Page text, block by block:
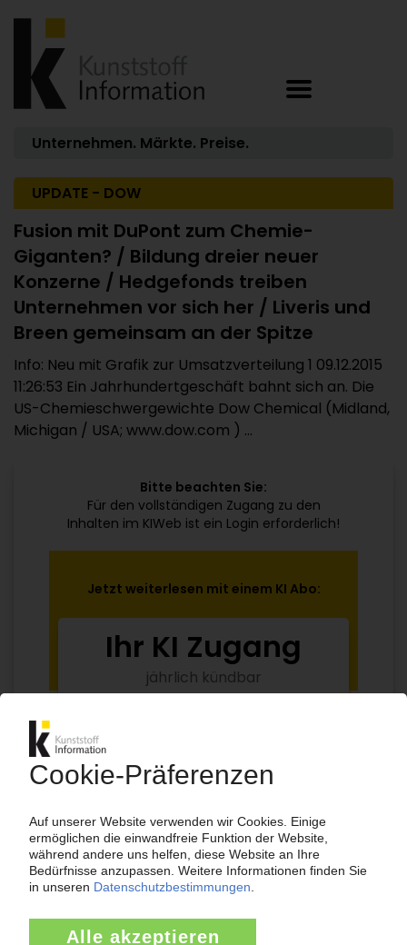
Unternehmen. Märkte. Preise.
UPDATE - DOW
Fusion mit DuPont zum Chemie-
Giganten? / Bildung dreier neuer
Konzerne / Hedgefonds treiben
Unternehmen vor sich her / Liveris und
Breen gemeinsam an der Spitze
Info: Neu mit Grafik zur Umsatzverteilung 1 09.12.2015
11:26:53 Ein Jahrhundertgeschäft bahnt sich an. Die
US-Chemieschwergewichte Dow Chemical (Midland,
Michigan / USA; www.dow.com ) ...
Bitte beachten Sie:
Für den vollständigen Zugang zu den
Inhalten im KIWeb ist ein Login erforderlich!
Jetzt weiterlesen mit einem KI Abo:
Ihr KI Zugang
jährlich kündbar
Jetzt kostenlos testen
Bereits KI-Abonnent? Jetzt
anmelden!